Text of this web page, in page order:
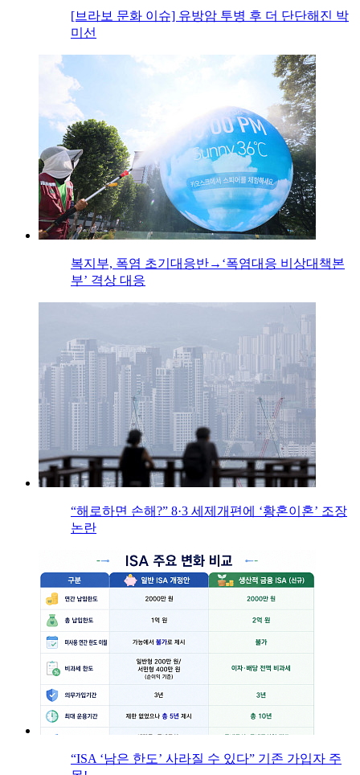
[브라보 문화 이슈] 유방암 투병 후 더 단단해진 박
미선
복지부, 폭염 초기대응반→‘폭염대응 비상대책본
부’ 격상 대응
“해로하면 손해?” 8·3 세제개편에 ‘황혼이혼’ 조장
논란
“ISA ‘남은 한도’ 사라질 수 있다” 기존 가입자 주